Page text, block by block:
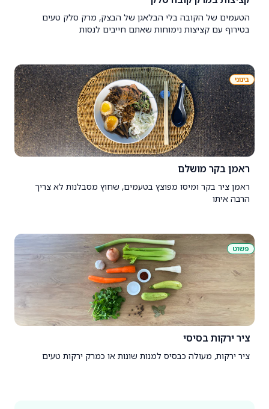
הטעמים של הקובה בלי הבלאגן של הבצק, מרק סלק טעים
בטירוף עם קציצות נימוחות שאתם חייבים לנסות
בינוני
ראמן בקר מושלם
ראמן ציר בקר ומיסו מפוצץ בטעמים, שחוץ מסבלנות לא צריך
הרבה איתו
פשוט
ציר ירקות בסיסי
ציר ירקות, מעולה כבסיס למנות שונות או כמרק ירקות טעים